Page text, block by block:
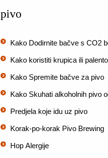
pivo
Kako Dodirnite bačve s CO2
Kako koristiti krupica ili
Kako Spremite bačve za pivo
Kako Skuhati alkoholnih pivo
Predjela koje idu uz pivo
Korak-po-korak Pivo Brewing
Hop Alergije